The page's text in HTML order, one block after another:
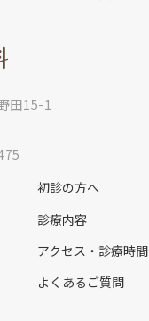
田15-1
初診の方へ
診療内容
アクセス・診療時間
よくあるご質問